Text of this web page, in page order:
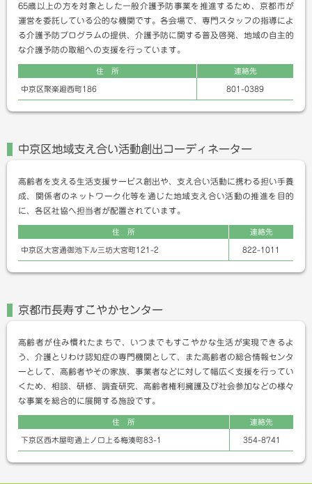
65歳以上の方を対象とした一般介護予防事業を推進するため、京都市が
運営を委託している公的な機関です。各会場で、専門スタッフの指導によ
る介護予防プログラムの提供、介護予防に関する普及啓発、地域の自主的
な介護予防の取組への支援を行っています。
住 所 連絡先
中京区聚楽廻西町186 801-0389
中京区地域支え合い活動創出コーディネーター
高齢者を支える生活支援サービス創出や、支え合い活動に携わる担い手養
成、関係者のネットワーク化等を通じた地域支え合い活動の推進を目的
に、各区社協へ担当者が配置されています。
住 所 連絡先
中京区大宮通御池下ル三坊大宮町121-2 822-1011
京都市長寿すこやかセンター
高齢者が住み慣れたまちで、いつまでもすこやかな生活が実現できるよ
う、介護とりわけ認知症の専門機関として、また高齢者の総合情報センタ
ーとして、高齢者やその家族、事業者などに対して幅広く支援を行ってい
くため、相談、研修、調査研究、高齢者権利擁護及び社会参加などの様々
な事業を総合的に展開する施設です。
住 所 連絡先
下京区西木屋町通上ノ口上る梅湊町83-1 354-8741